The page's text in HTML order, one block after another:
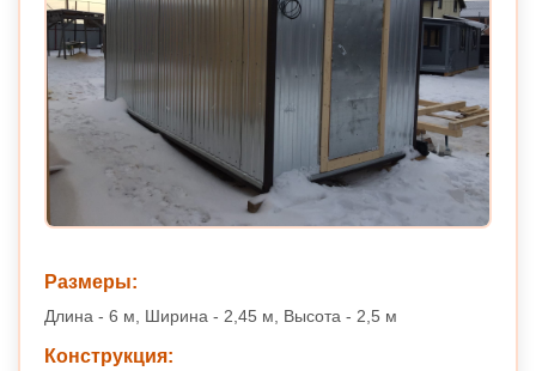
Размеры:
Длина - 6 м, Ширина - 2,45 м, Высота - 2,5 м
Конструкция: